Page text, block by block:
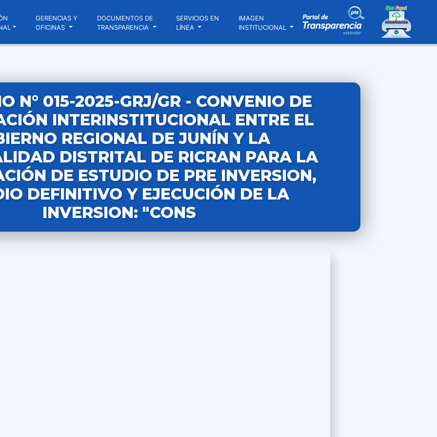
GERENCIAS Y
OFICINAS
DOCUMENTOS DE
TRANSPARENCIA
SERVICIOS EN
LÍNEA
IMAGEN
INSTITUCIONAL
N° 015-2025-GRJ/GR - CONVENIO DE
INTERINSTITUCIONAL ENTRE EL
REGIONAL DE JUNÍN Y LA
DISTRITAL DE RICRAN PARA LA
DE ESTUDIO DE PRE INVERSION,
DEFINITIVO Y EJECUCIÓN DE LA
INVERSION: "CONS